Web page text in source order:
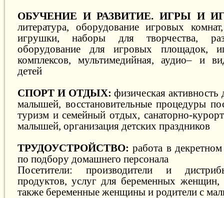
ОБУЧЕНИЕ И РАЗВИТИЕ. ИГРЫ И
литература, оборудование игровых
игрушки, наборы для творчества,
оборудование для игровых площадок,
комплексов, мультимедийная, аудио– и
детей
СПОРТ И ОТДЫХ: физическая
малышей, восстановительные процедуры
туризм и семейный отдых, санаторно-
малышей, организация детских праздников
ТРУДОУСТРОЙСТВО: работа в декретном
по подбору домашнего персонала
Посетители: производители и
продуктов, услуг для беременных
также беременные женщины и родители с